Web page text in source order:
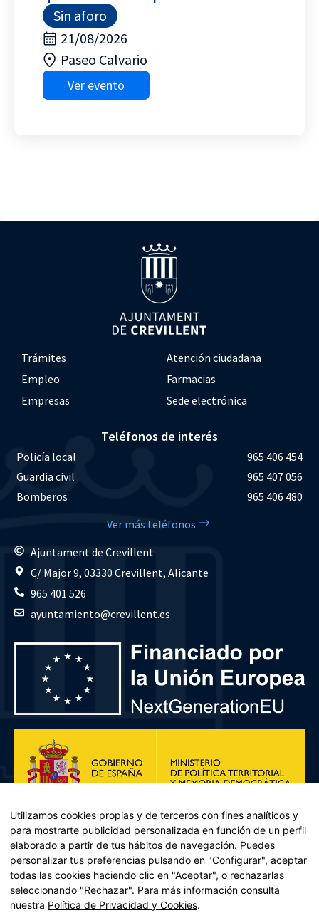
Sin aforo
21/08/2026
Paseo Calvario
Ver evento
Trámites
Atención ciudadana
Empleo
Farmacias
Empresas
Sede electrónica
Teléfonos de interés
Policía local
965 406 454
Guardia civil
965 407 056
Bomberos
965 406 480
Ver más teléfonos
Ajuntament de Crevillent
C/ Major 9, 03330 Crevillent, Alicante
965 401 526
ayuntamiento@crevillent.es
Plan de Recuperación, Transformación y Resiliencia – Financiado por
Utilizamos cookies propias y de terceros con fines analíticos y
para mostrarte publicidad personalizada en función de un perfil
elaborado a partir de tus hábitos de navegación. Puedes
personalizar tus preferencias pulsando en "Configurar", aceptar
todas las cookies haciendo clic en "Aceptar", o rechazarlas
seleccionando "Rechazar". Para más información consulta
nuestra Política de Privacidad y Cookies.